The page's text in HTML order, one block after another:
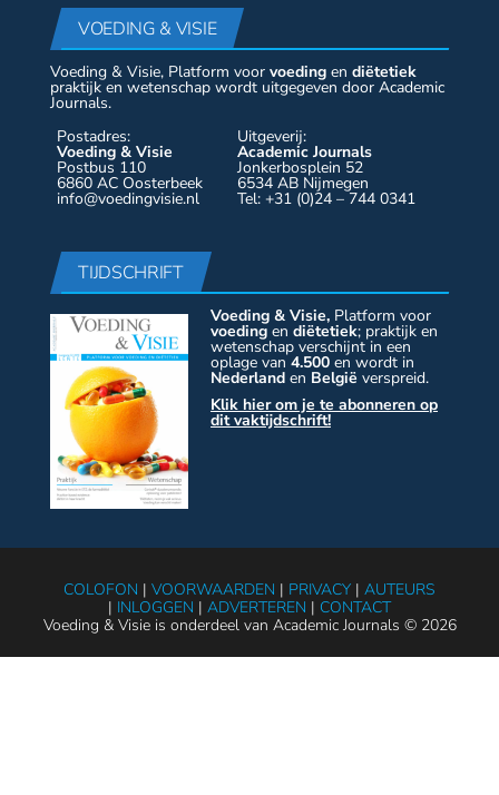
VOEDING & VISIE
Voeding & Visie, Platform voor voeding en diëtetiek
praktijk en wetenschap wordt uitgegeven door Academic
Journals.
Postadres:
Voeding & Visie
Postbus 110
6860 AC Oosterbeek
info@voedingvisie.nl
Uitgeverij:
Academic Journals
Jonkerbosplein 52
6534 AB Nijmegen
Tel: +31 (0)24 – 744 0341
TIJDSCHRIFT
Voeding & Visie, Platform voor
voeding en diëtetiek; praktijk en
wetenschap verschijnt in een
oplage van4.500 en wordt in
Nederland en België verspreid.
Klik hier om je te abonneren op
dit vaktijdschrift!
COLOFON | VOORWAARDEN | PRIVACY | AUTEURS
| INLOGGEN | ADVERTEREN | CONTACT
Voeding & Visie is onderdeel van Academic Journals © 2026